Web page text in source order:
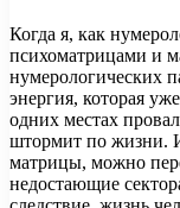
Когда я, как
психоматрицами и
нумерологических
энергия, которая
одних местах
штормит по жизни.
матрицы, можно
недостающие